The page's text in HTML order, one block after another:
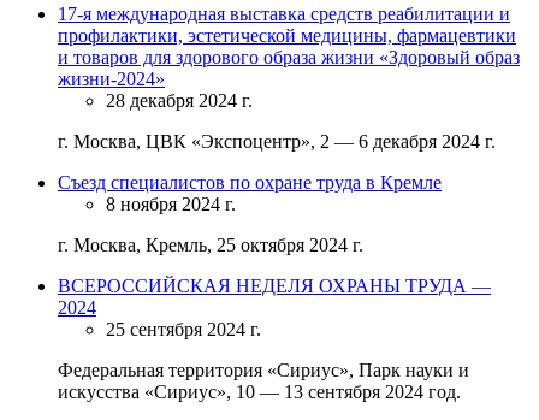
17-я международная выставка средств реабилитации и
профилактики, эстетической медицины, фармацевтики
и товаров для здорового образа жизни «Здоровый образ
жизни-2024»
28 декабря 2024 г.
г. Москва, ЦВК «Экспоцентр», 2 — 6 декабря 2024 г.
Съезд специалистов по охране труда в Кремле
8 ноября 2024 г.
г. Москва, Кремль, 25 октября 2024 г.
ВСЕРОССИЙСКАЯ НЕДЕЛЯ ОХРАНЫ ТРУДА —
2024
25 сентября 2024 г.
Федеральная территория «Сириус», Парк науки и
искусства «Сириус», 10 — 13 сентября 2024 год.